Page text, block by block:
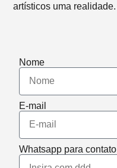
artísticos uma realidade.
Nome
E-mail
Whatsapp para contato